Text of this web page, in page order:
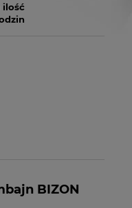
ilość
BIZON